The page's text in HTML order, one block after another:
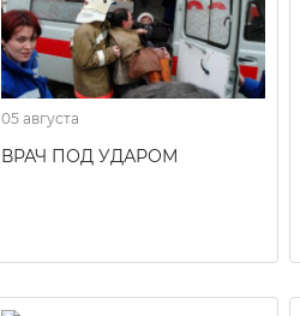
05 августа
ВРАЧ ПОД УДАРОМ